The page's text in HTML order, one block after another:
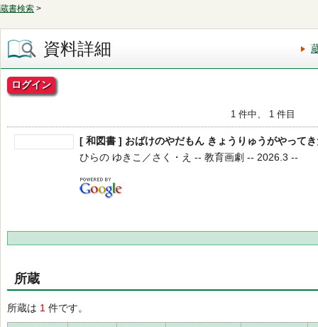
蔵書検索 >
資料詳細
ログイン
1 件中、 1 件目
[ 和図書 ] おばけのやだもん きょうりゅうがやって
ひらの ゆきこ／さく・え -- 教育画劇 -- 2026.3 --
所蔵
所蔵は 1 件です。